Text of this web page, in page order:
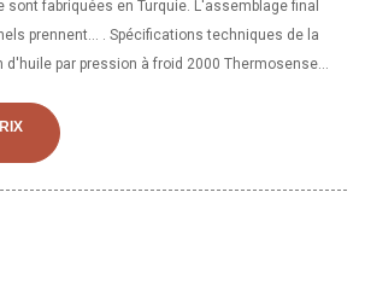
sont fabriquées en Turquie. L'assemblage final
prennent... . Spécifications techniques de la
par pression à froid 2000 Thermosense
Comment nous faisons ce que nous
du lundi au samedi : 9h00 - 19h00 Dim